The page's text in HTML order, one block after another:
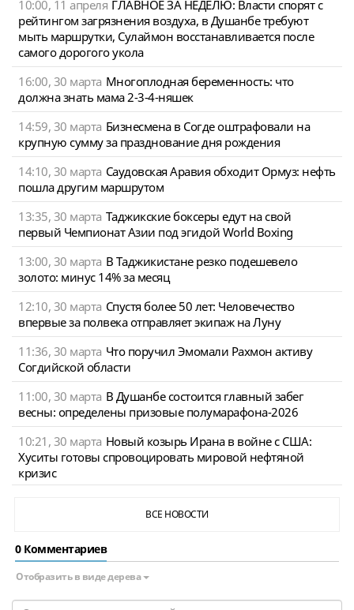
10:00, 11 апреля ГЛАВНОЕ ЗА НЕДЕЛЮ: Власти спорят с
рейтингом загрязнения воздуха, в Душанбе требуют
мыть маршрутки, Сулаймон восстанавливается после
самого дорогого укола
16:00, 30 марта Многоплодная беременность: что
должна знать мама 2-3-4-няшек
14:59, 30 марта Бизнесмена в Согде оштрафовали на
крупную сумму за празднование дня рождения
14:10, 30 марта Саудовская Аравия обходит Ормуз: нефть
пошла другим маршрутом
13:35, 30 марта Таджикские боксеры едут на свой
первый Чемпионат Азии под эгидой World Boxing
13:00, 30 марта В Таджикистане резко подешевело
золото: минус 14% за месяц
12:10, 30 марта Спустя более 50 лет: Человечество
впервые за полвека отправляет экипаж на Луну
11:36, 30 марта Что поручил Эмомали Рахмон активу
Согдийской области
11:00, 30 марта В Душанбе состоится главный забег
весны: определены призовые полумарафона-2026
10:21, 30 марта Новый козырь Ирана в войне с США:
Хуситы готовы спровоцировать мировой нефтяной
кризис
ВСЕ НОВОСТИ
0 Комментариев
Отобразить в виде дерева